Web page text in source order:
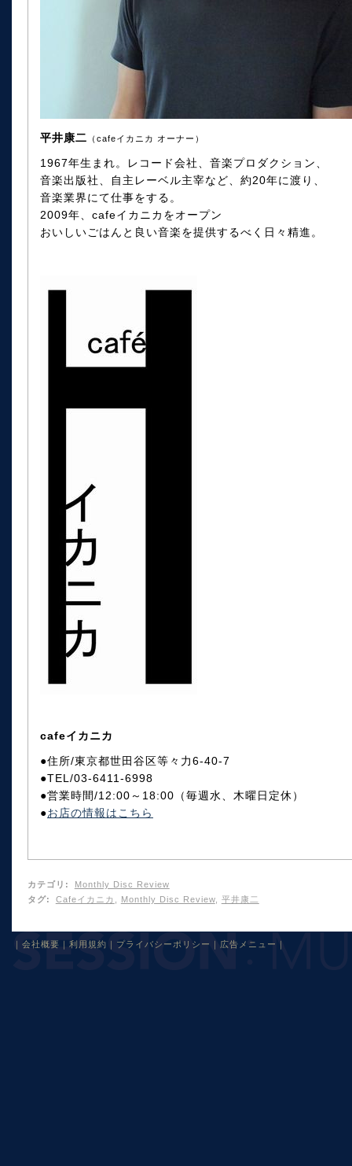
平井康二 （cafeイカニカ オーナー）
1967年生まれ。レコード会社、音楽プロダクション、
音楽出版社、自主レーベル主宰など、約20年に渡り、
音楽業界にて仕事をする。
2009年、cafeイカニカをオープン
おいしいごはんと良い音楽を提供するべく日々精進。
cafeイカニカ
●住所/東京都世田谷区等々力6-40-7
●TEL/03-6411-6998
●営業時間/12:00～18:00（毎週水、木曜日定休）
●お店の情報はこちら
カテゴリ :
Monthly Disc Review
タグ: Cafeイカニカ Monthly Disc Review, 平井康二
｜ 会社概要 ｜ 利用規約 ｜ プライバシーポリシー ｜ 広告メニュー ｜